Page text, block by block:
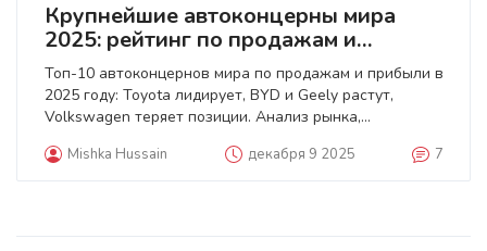
Крупнейшие автоконцерны мира
2025: рейтинг по продажам и
прибыли
Топ-10 автоконцернов мира по продажам и прибыли в
2025 году: Toyota лидирует, BYD и Geely растут,
Volkswagen теряет позиции. Анализ рынка,
Mishka Hussain декабря 9 2025 7